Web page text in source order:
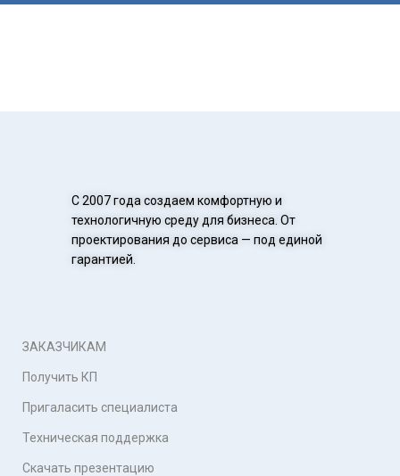
С 2007 года создаем комфортную и
технологичную среду для бизнеса. От
проектирования до сервиса — под единой
гарантией.
ЗАКАЗЧИКАМ
Получить КП
Пригаласить специалиста
Техническая поддержка
Скачать презентацию